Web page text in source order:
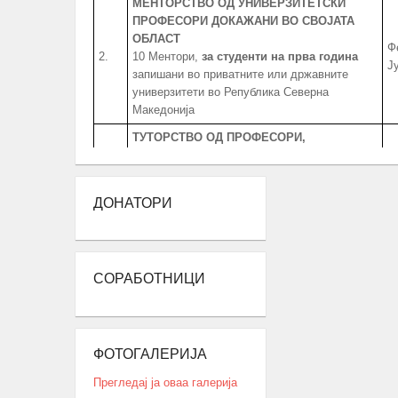
2.
МЕНТОРСТВО ОД УНИВЕРЗИТЕТСКИ
ПРОФЕСОРИ ДОКАЖАНИ ВО СВОЈАТА
ОБЛАСТ
10 Ментори, за студенти на прва година
запишани во приватните или државните
универзитети во Република Северна
Македонија
3.
ТУТОРСТВО ОД ПРОФЕСОРИ,
запишани во приватните или државните
Македонија, заради полесно совладување
4.
РАБОТНИ ПРАКСИ
20 Ментори за средношколците при
извршување на работната пракса
ДОНАТОРИ
СОРАБОТНИЦИ
ФОТОГАЛЕРИЈА
Прегледај ја оваа галерија